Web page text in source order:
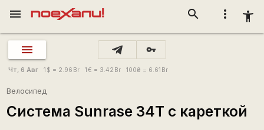
more_vert accessibility_new
search
menu
vpn_key
Чт, 6 Авг 1 $ = 2.96 Br 1€ = 3.42 Br 100₴ = 6.61 Br
Велосипед
Система Sunrase 34T с кареткой